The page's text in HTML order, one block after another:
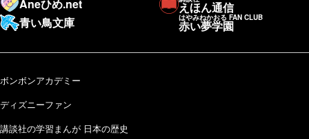
Aneひめ.net
えほん通信
青い鳥文庫
はやみねかおる FAN CLUB
赤い夢学園
ボンボンアカデミー
ディズニーファン
講談社の学習まんが 日本の歴史